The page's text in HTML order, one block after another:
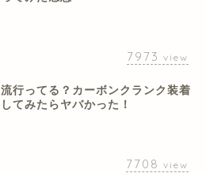
7973 view
流行ってる？カーボンクランク装着
してみたらヤバかった！
7708 view